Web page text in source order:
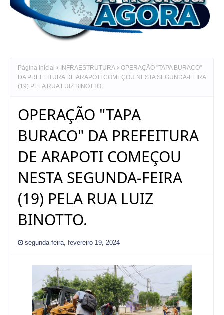
Página inicial INFRAESTRUTURA
OPERAÇÃO "TAPA BURACO"
DA PREFEITURA DE ARAPOTI COMEÇOU NESTA SEGUNDA-FEIRA
(19) PELA RUA LUIZ BINOTTO.
OPERAÇÃO "TAPA
BURACO" DA PREFEITURA
DE ARAPOTI COMEÇOU
NESTA SEGUNDA-FEIRA
(19) PELA RUA LUIZ
BINOTTO.
segunda-feira, fevereiro 19, 2024